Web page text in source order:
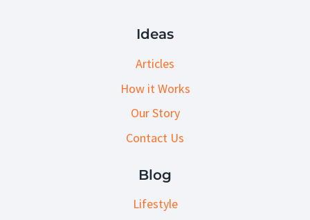
Ideas
Articles
How it Works
Our Story
Contact Us
Blog
Lifestyle